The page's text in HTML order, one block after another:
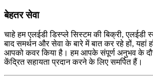
बेहतर सेवा
चाहे हम एलईडी डिस्प्ले सिस्टम की बिक्री, एलईडी
बाद समर्थन और सेवा के बारे में बात कर रहे हों, यहां
आपको कवर किया है। हम आपके संपूर्ण अनुभव के
केंद्रित सहायता प्रदान करने के लिए समर्पित हैं।